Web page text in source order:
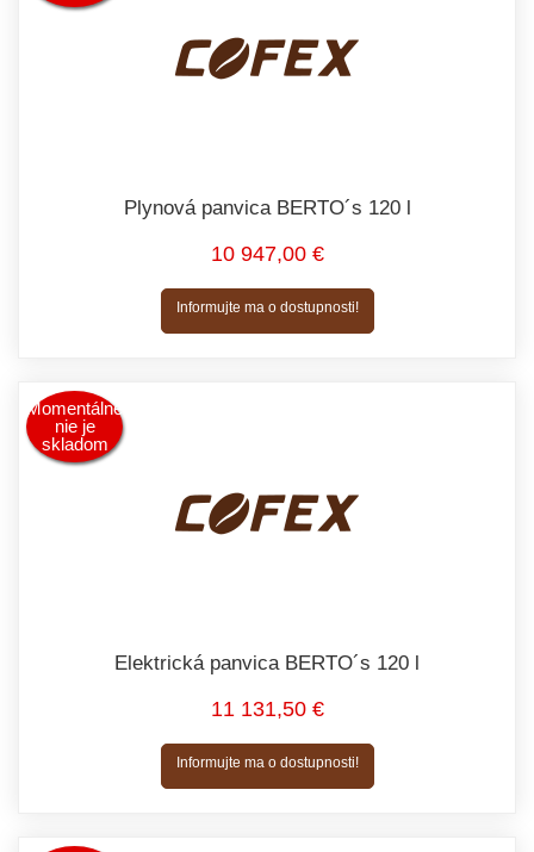
Plynová panvica BERTO´s 120 l
10 947,00 €
Informujte ma o dostupnosti!
Momentálne
nie je
skladom
Elektrická panvica BERTO´s 120 l
11 131,50 €
Informujte ma o dostupnosti!